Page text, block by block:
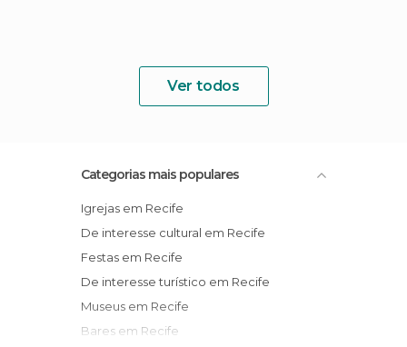
Ver todos
Categorias mais populares
Igrejas em Recife
De interesse cultural em Recife
Festas em Recife
De interesse turístico em Recife
Museus em Recife
Bares em Recife